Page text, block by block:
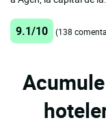
9.1/10 (138